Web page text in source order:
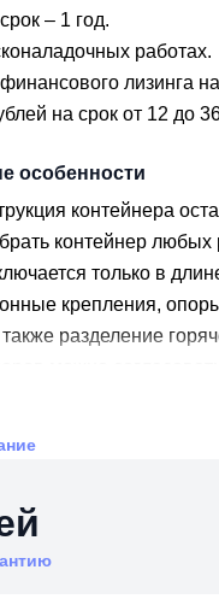
– 1 год.
работах.
лизинга
на срок от 12 до
особенности
контейнера
контейнер любых
только в
крепления,
разделение
скрытую обрешетку.
ситуаций